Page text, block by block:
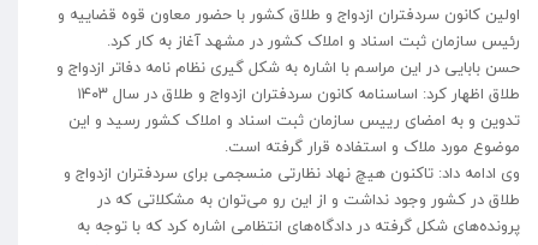
اولین کانون سردفتران ازدواج و طلاق کشور با حضور معاون قوه قضاییه و
رئیس سازمان ثبت اسناد و املاک کشور در مشهد آغاز به کار کرد.
حسن بابایی در این مراسم با اشاره به شکل گیری نظام نامه دفاتر ازدواج و
طلاق اظهار کرد: اساسنامه کانون سردفتران ازدواج و طلاق در سال ۱۴۰۳
تدوین و به امضای رییس سازمان ثبت اسناد و املاک کشور رسید و این
موضوع مورد ملاک و استفاده قرار گرفته است.
وی ادامه داد: تاکنون هیچ نهاد نظارتی منسجمی برای سردفتران ازدواج و
طلاق در کشور وجود نداشت و از این رو می‌توان به مشکلاتی که در
پرونده‌های شکل گرفته در دادگاه‌های انتظامی اشاره کرد که با توجه به